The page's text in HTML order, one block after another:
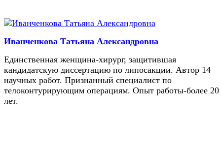
Иванченкова Татьяна Александровна
Единственная женщина-хирург, защитившая
кандидатскую диссертацию по липосакции. Автор 14
научных работ. Признанный специалист по
телоконтурирующим операциям. Опыт работы-более 20
лет.